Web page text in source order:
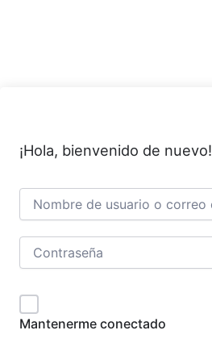
¡Hola, bienvenido de nuevo!
Mantenerme conectado